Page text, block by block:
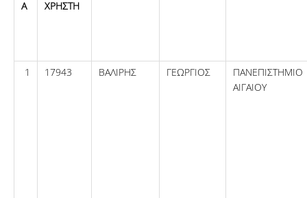
Α ΧΡΗΣΤΗ
1 17943 ΒΑΛΙΡΗΣ ΓΕΩΡΓΙΟΣ
ΠΑΝΕΠΙΣΤΗΜΙΟ
ΑΙΓΑΙΟΥ